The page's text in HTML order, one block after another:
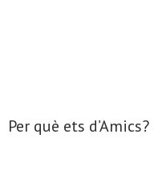
Per què ets d’Amics?